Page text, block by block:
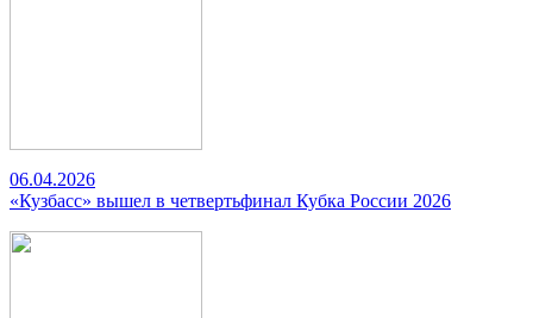
06.04.2026
«Кузбасс» вышел в четвертьфинал Кубка России 2026